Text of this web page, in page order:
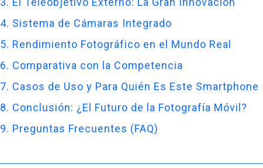
4. Sistema de Cámaras Integrado
5. Rendimiento Fotográfico en el Mundo Real
6. Comparativa con la Competencia
7. Casos de Uso y Para Quién Es Este Smartphone
8. Conclusión: ¿El Futuro de la Fotografía Móvil?
9. Preguntas Frecuentes (FAQ)